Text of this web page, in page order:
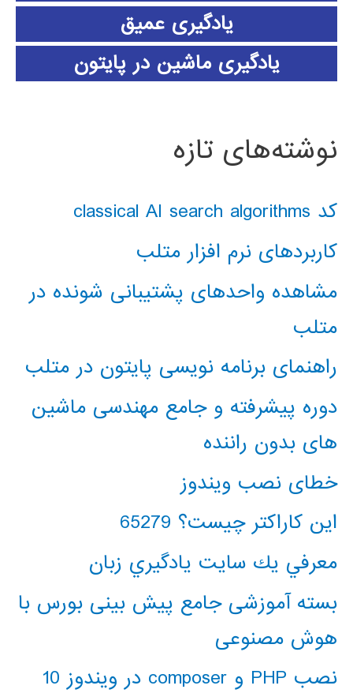
یادگیری عمیق
یادگیری ماشین در پایتون
نوشته‌های تازه
کد classical AI search algorithms
کاربردهای نرم افزار متلب
مشاهده واحدهای پشتیبانی شونده در
متلب
راهنمای برنامه نویسی پایتون در متلب
دوره پیشرفته و جامع مهندسی ماشین
های بدون راننده
خطای نصب ویندوز
این کاراکتر چیست؟ 65279
معرفي يك سايت يادگيري زبان
بسته آموزشی جامع پیش بینی بورس با
هوش مصنوعی
نصب PHP و composer در ویندوز 10